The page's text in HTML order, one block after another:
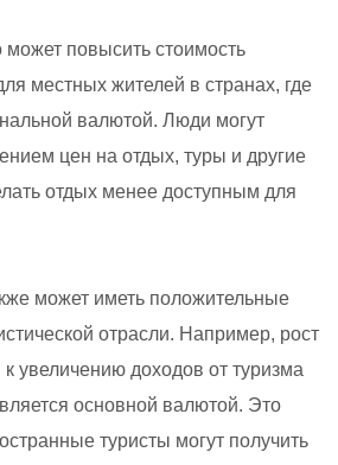
повысить стоимость
местных жителей в странах, где
валютой. Люди могут
цен на отдых, туры и другие
отдых менее доступным для
может иметь положительные
отрасли. Например, рост
увеличению доходов от туризма
основной валютой. Это
туристы могут получить